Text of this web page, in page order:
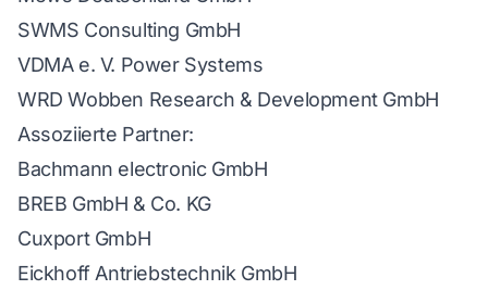
SWMS Consulting GmbH
VDMA e. V. Power Systems
WRD Wobben Research & Development GmbH
Assoziierte Partner:
Bachmann electronic GmbH
BREB GmbH & Co. KG
Cuxport GmbH
Eickhoff Antriebstechnik GmbH